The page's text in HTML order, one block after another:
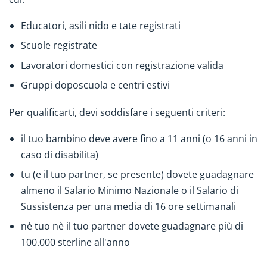
Educatori, asili nido e tate registrati
Scuole registrate
Lavoratori domestici con registrazione valida
Gruppi doposcuola e centri estivi
Per qualificarti, devi soddisfare i seguenti criteri:
il tuo bambino deve avere fino a 11 anni (o 16 anni in
caso di disabilita)
tu (e il tuo partner, se presente) dovete guadagnare
almeno il Salario Minimo Nazionale o il Salario di
Sussistenza per una media di 16 ore settimanali
nè tuo nè il tuo partner dovete guadagnare più di
100.000 sterline all'anno